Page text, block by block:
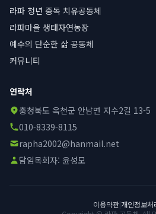
라파 청년 중독 치유공동체
라파마을 생태자연농장
예수의 단순한 삶 공동체
커뮤니티
연락처
충청북도 옥천군 안남면 지수2길 13-5
010-8339-8115
rapha2002@hanmail.net
담임목회자: 윤성모
이용약관|개인정보처